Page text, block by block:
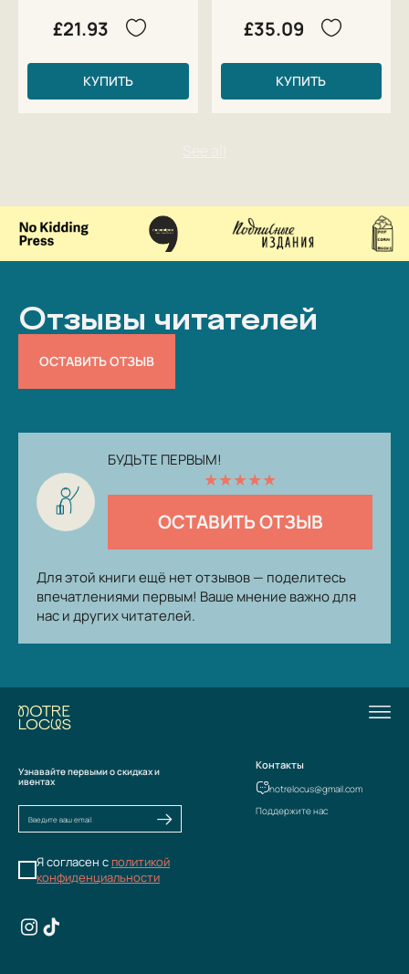
£21.93
КУПИТЬ
£35.09
КУПИТЬ
Отзывы читателей
ОСТАВИТЬ ОТЗЫВ
БУДЬТЕ ПЕРВЫМ!
★★★★★
ОСТАВИТЬ ОТЗЫВ
Для этой книги ещё нет отзывов — поделитесь
впечатлениями первым! Ваше мнение важно для
нас и других читателей.
Узнавайте первыми о скидках и
ивентах
Я согласен с политикой
конфиденциальности
Контакты
notrelocus@gmail.com
Поддержите нас